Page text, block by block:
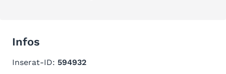
Infos
Inserat-ID: 594932